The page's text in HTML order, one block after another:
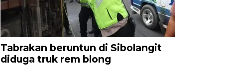
Tabrakan beruntun di Sibolangit
diduga truk rem blong